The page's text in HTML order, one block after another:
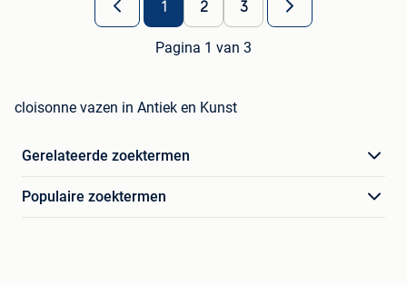
1 2 3
Pagina 1 van 3
cloisonne vazen in Antiek en Kunst
Gerelateerde zoektermen
Populaire zoektermen